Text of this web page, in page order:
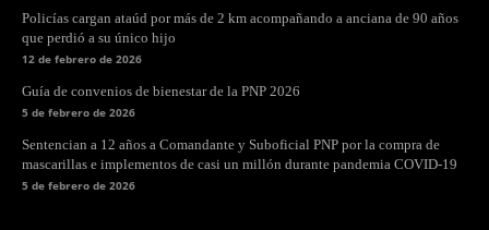
Policías cargan ataúd por más de 2 km acompañando a anciana de 90 años
que perdió a su único hijo
12 de febrero de 2026
Guía de convenios de bienestar de la PNP 2026
5 de febrero de 2026
Sentencian a 12 años a Comandante y Suboficial PNP por la compra de
mascarillas e implementos de casi un millón durante pandemia COVID-19
5 de febrero de 2026